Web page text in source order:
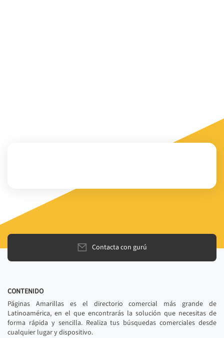
Contacta con gurú
CONTENIDO
Páginas Amarillas es el directorio comercial más grande de
Latinoamérica, en el que encontrarás la solución que necesitas de
forma rápida y sencilla. Realiza tus búsquedas comerciales desde
cualquier lugar y dispositivo.